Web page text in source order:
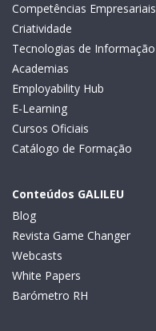
Competências Empresariais
Criatividade
Tecnologias de Informação
Academias
Employability Hub
E-Learning
Cursos Oficiais
Catálogo de Formação
Conteúdos GALILEU
Blog
Revista Game Changer
Webcasts
White Papers
Barómetro RH